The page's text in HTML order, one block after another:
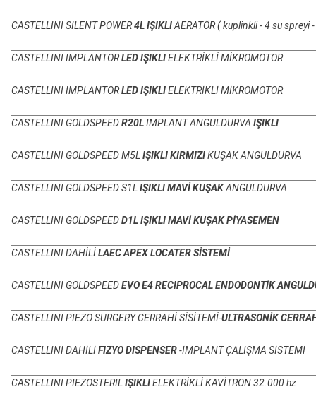
CASTELLINI SILENT POWER4L IŞIKLIAERATÖR ( kuplinkli - 4 su spreyi
CASTELLINI IMPLANTORLED IŞIKLIELEKTRİKLİ MİKROMOTOR
CASTELLINI IMPLANTORLED IŞIKLIELEKTRİKLİ MİKROMOTOR
CASTELLINI GOLDSPEEDR20LIMPLANT ANGULDURVA IŞIKLI
CASTELLINI GOLDSPEED M5L IŞIKLI KIRMIZIKUŞAK ANGULDURVA
CASTELLINI GOLDSPEED S1L IŞIKLI MAVİ KUŞAKANGULDURVA
CASTELLINI GOLDSPEEDD1L IŞIKLI MAVİ KUŞAK PİYASEMEN
CASTELLINI DAHİLİLAEC APEX LOCATER SİSTEMİ
CASTELLINI GOLDSPEEDEVO E4 RECIPROCAL ENDODONTİK
CASTELLINI PIEZO SURGERY CERRAHİ SİSİTEMİ-ULTRASONİK
CASTELLINI DAHİLİFIZYO DISPENSER-İMPLANT ÇALIŞMA SİSTEMİ
CASTELLINI PIEZOSTERIL IŞIKLIELEKTRİKLİ KAVİTRON 32.000 hz